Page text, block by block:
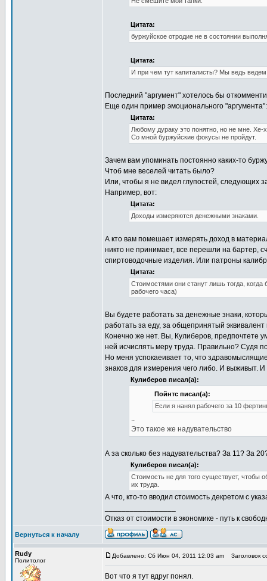
Цитата:
буржуйское отродие не в состоянии
Цитата:
И при чем тут капиталисты? Мы ведь
Последний "аргумент" хотелось бы
Еще один пример эмоционального "аргумента":
Цитата:
Любому дураку это понятно, но не мне. Хе-
Со мной буржуйские фокусы не пройдут.
Зачем вам упоминать постоянно каких-то
Чтоб мне веселей читать было?
Или, чтобы я не видел глупостей, следующих
Например, вот:
Цитата:
Доходы измеряются денежными знаками.
А кто вам помешает измерять доход в
никто не принимает, все перешли на бартер,
спиртоводочные изделия. Или патроны
Цитата:
Стоимостями они станут лишь тогда,
рабочего часа)
Вы будете работать за денежные знаки,
работать за еду, за общепринятый
Конечно же нет. Вы, Кулиберов, предпочтете
ней исчислять меру труда. Правильно? Судя
Но меня успокаеивает то, что
знаков для измерения чего либо. И выживыт.
Кулиберов писал(а):
Пойнтс писал(а):
Если я нанял рабочего за 10
..
Это такое же надувательство
А за сколько без надувательства? За 11? За
Кулиберов писал(а):
Стоимость не для того существует, чтобы
их труда.
А что, кто-то вводил стоимость декретом с
Отказ от стоимости в экономике - путь к
Вернуться к началу
Rudy
Политолог
Добавлено: Сб Июн 04, 2011 12:03 am Заголовок
Вот что я тут вдруг понял.